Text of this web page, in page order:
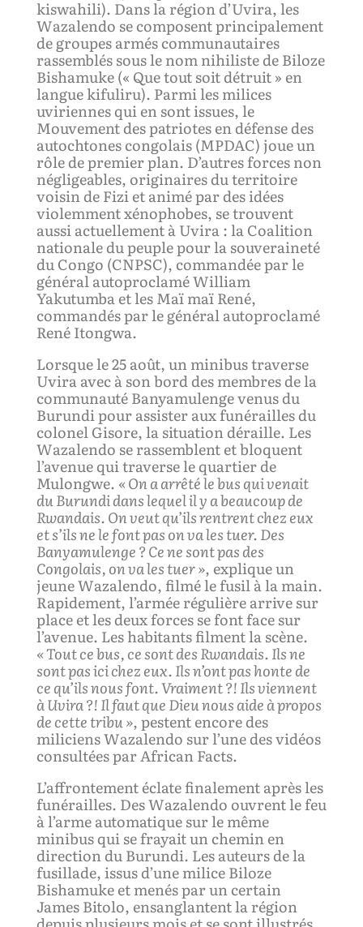
kiswahili). Dans la région d’Uvira, les
Wazalendo se composent principalement
de groupes armés communautaires
rassemblés sous le nom nihiliste de Biloze
Bishamuke (« Que tout soit détruit » en
langue kifuliru). Parmi les milices
uviriennes qui en sont issues, le
Mouvement des patriotes en défense des
autochtones congolais (MPDAC) joue un
rôle de premier plan. D’autres forces non
négligeables, originaires du territoire
voisin de Fizi et animé par des idées
violemment xénophobes, se trouvent
aussi actuellement à Uvira : la Coalition
nationale du peuple pour la souveraineté
du Congo (CNPSC), commandée par le
général autoproclamé William
Yakutumba et les Maï maï René,
commandés par le général autoproclamé
René Itongwa.
Lorsque le 25 août, un minibus traverse
Uvira avec à son bord des membres de la
communauté Banyamulenge venus du
Burundi pour assister aux funérailles du
colonel Gisore, la situation déraille. Les
Wazalendo se rassemblent et bloquent
l’avenue qui traverse le quartier de
Mulongwe. « On a arrêté le bus qui venait
du Burundi dans lequel il y a beaucoup de
Rwandais. On veut qu’ilsrentrentchez eux
et s’ils ne le font pas on va les tuer. Des
Banyamulenge ? Ce ne sont pas des
Congolais, on va les tuer », explique un
jeune Wazalendo, filmé le fusil à la main.
Rapidement, l’armée régulière arrive sur
place et les deux forces se font face sur
l’avenue. Les habitants filment la scène.
« Toutce bus, ce sont des Rwandais. Ils ne
sont pas ici chez eux. Ils n’ont pas honte de
ce qu’ils nous font. Vraiment ?! Ils viennent
à Uvira ?! Il faut que Dieu nous aide à propos
de cette tribu », pestent encore des
miliciens Wazalendo sur l’une des vidéos
consultées par African Facts.
L’affrontement éclate finalement après les
funérailles. Des Wazalendo ouvrent le feu
à l’arme automatique sur le même
minibus qui se frayait un chemin en
direction du Burundi. Les auteurs de la
fusillade, issus d’une milice Biloze
Bishamuke et menés par un certain
James Bitolo, ensanglantent la région